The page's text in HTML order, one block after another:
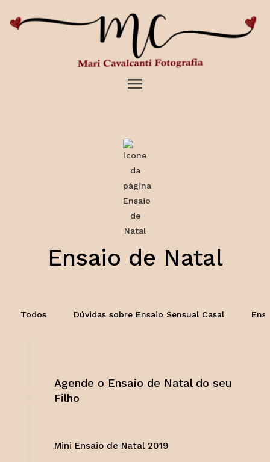
menu
Ensaio de Natal
Todos Dúvidas sobre Ensaio Sensual Casal
Agende o Ensaio de Natal do seu
Filho
Mini Ensaio de Natal 2019